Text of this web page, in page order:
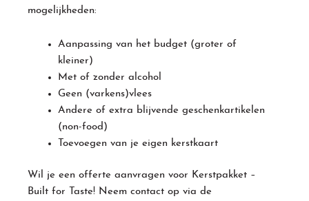
mogelijkheden:
Aanpassing van het budget (groter of
kleiner)
Met of zonder alcohol
Geen (varkens)vlees
Andere of extra blijvende geschenkartikelen
(non-food)
Toevoegen van je eigen kerstkaart
Wil je een offerte aanvragen voor Kerstpakket –
Built for Taste! Neem contact op via de